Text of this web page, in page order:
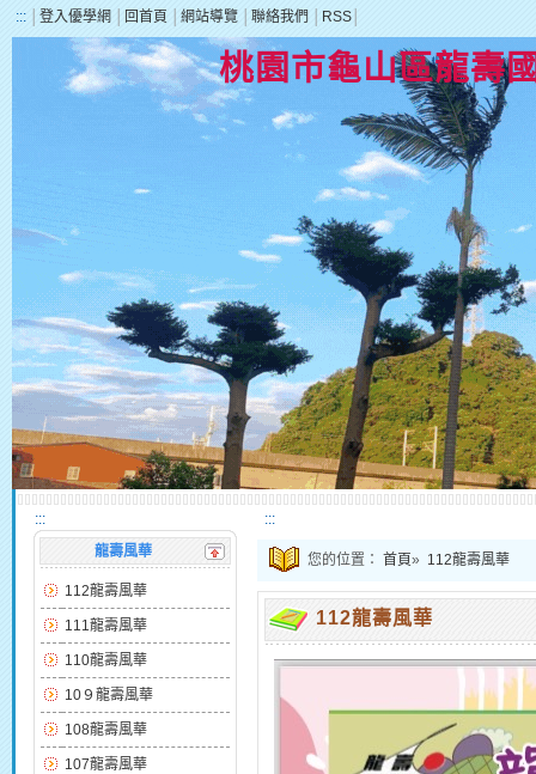
::: 登入優學網 回首頁 網站導覽 聯絡我們 RSS
桃園市龜山區龍壽
:::
龍壽風華
112龍壽風華
111龍壽風華
110龍壽風華
10９龍壽風華
108龍壽風華
107龍壽風華
:::
您的位置： 首頁» 112龍壽風華
112龍壽風華